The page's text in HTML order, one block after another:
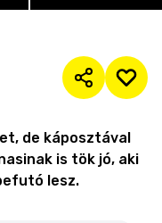
de káposztával
is tök jó, aki
lesz.